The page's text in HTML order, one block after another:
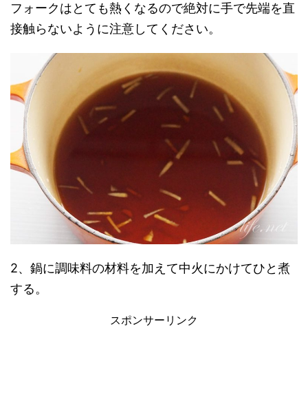
フォークはとても熱くなるので絶対に手で先端を直
接触らないように注意してください。
2、鍋に調味料の材料を加えて中火にかけてひと煮
する。
スポンサーリンク